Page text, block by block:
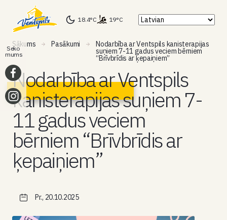
18.4°C 19°C
Sākums Pasākumi Nodarbība ar Ventspils kanisterapijas
suņiem 7-11 gadus veciem bērniem
“Brīvbrīdis ar ķepaiņiem”
Nodarbība ar Ventspils
kanisterapijas suņiem 7-
11 gadus veciem
bērniem “Brīvbrīdis ar
ķepaiņiem”
Pr., 20.10.2025
Seko
mums